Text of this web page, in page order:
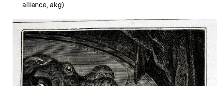
alliance, akg)